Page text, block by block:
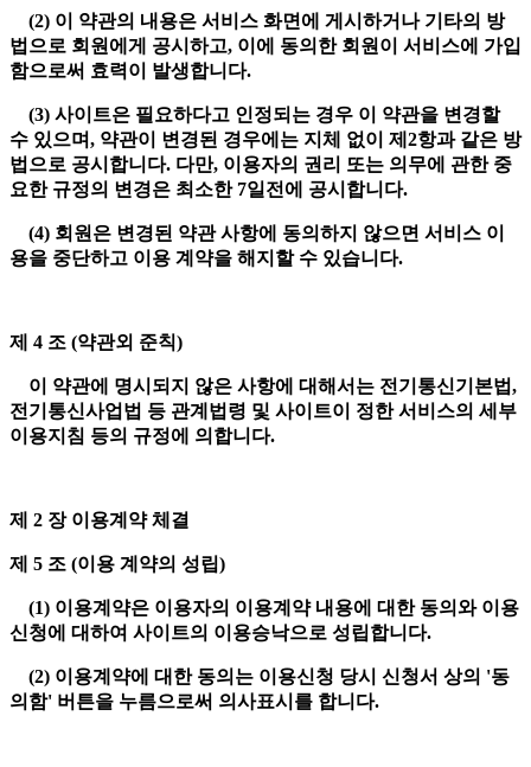
(2) 이 약관의 내용은 서비스 화면에 게시하거나 기타의 방
법으로 회원에게 공시하고, 이에 동의한 회원이 서비스에 가입
함으로써 효력이 발생합니다.
(3) 사이트은 필요하다고 인정되는 경우 이 약관을 변경할
수 있으며, 약관이 변경된 경우에는 지체 없이 제2항과 같은 방
법으로 공시합니다. 다만, 이용자의 권리 또는 의무에 관한 중
요한 규정의 변경은 최소한 7일전에 공시합니다.
(4) 회원은 변경된 약관 사항에 동의하지 않으면 서비스 이
용을 중단하고 이용 계약을 해지할 수 있습니다.
제 4 조 (약관외 준칙)
이 약관에 명시되지 않은 사항에 대해서는 전기통신기본법,
전기통신사업법 등 관계법령 및 사이트이 정한 서비스의 세부
이용지침 등의 규정에 의합니다.
제 2 장 이용계약 체결
제 5 조 (이용 계약의 성립)
(1) 이용계약은 이용자의 이용계약 내용에 대한 동의와 이용
신청에 대하여 사이트의 이용승낙으로 성립합니다.
(2) 이용계약에 대한 동의는 이용신청 당시 신청서 상의 '동
의함' 버튼을 누름으로써 의사표시를 합니다.